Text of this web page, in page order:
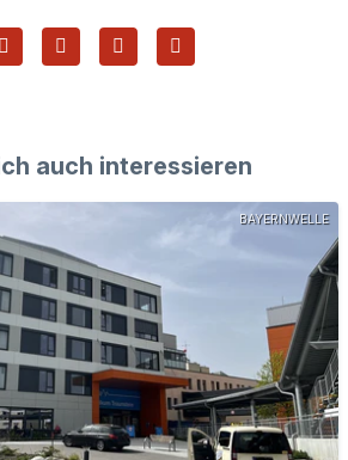
auch interessieren
BAYERNWELLE